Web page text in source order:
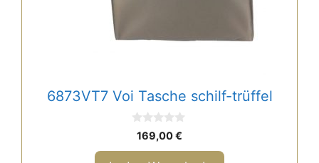
6873VT7 Voi Tasche schilf-trüffel
0
o
169,00€